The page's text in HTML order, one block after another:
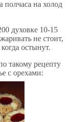
полчаса на холод
духовке 10-15
не стоит,
остынут.
такому рецепту
с орехами: